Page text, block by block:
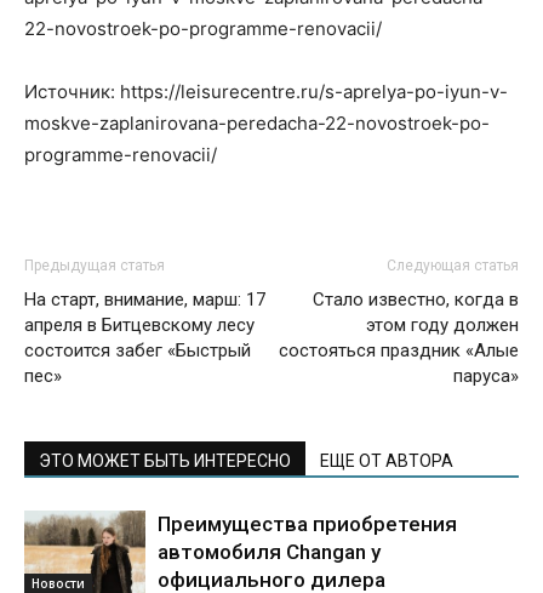
22-novostroek-po-programme-renovacii/
Источник: https://leisurecentre.ru/s-aprelya-po-iyun-v-
moskve-zaplanirovana-peredacha-22-novostroek-po-
programme-renovacii/
Предыдущая статья
На старт, внимание, марш: 17
апреля в Битцевскому лесу
состоится забег «Быстрый
пес»
Следующая статья
Стало известно, когда в
этом году должен
состояться праздник «Алые
паруса»
ЭТО МОЖЕТ БЫТЬ ИНТЕРЕСНО ЕЩЕ ОТ АВТОРА
Новости
Преимущества приобретения
автомобиля Changan у
официального дилера